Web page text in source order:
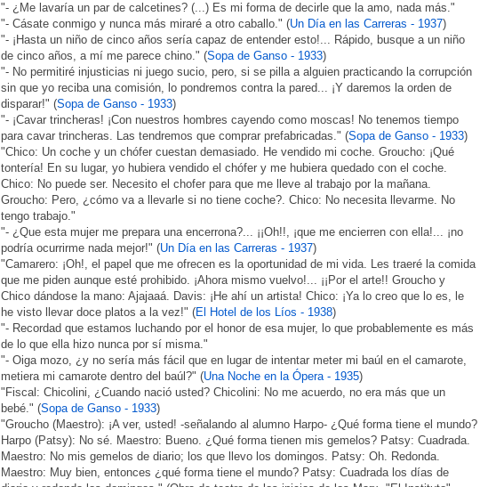
"- ¿Me lavaría un par de calcetines? (...) Es mi forma de decirle que la amo, nada más."
"- Cásate conmigo y nunca más miraré a otro caballo." (Un Día en las Carreras - 1937)
"- ¡Hasta un niño de cinco años sería capaz de entender esto!... Rápido, busque a un niño
de cinco años, a mí me parece chino." (Sopa de Ganso - 1933)
"- No permitiré injusticias ni juego sucio, pero, si se pilla a alguien practicando la corrupción
sin que yo reciba una comisión, lo pondremos contra la pared... ¡Y daremos la orden de
disparar!" (Sopa de Ganso - 1933)
"- ¡Cavar trincheras! ¡Con nuestros hombres cayendo como moscas! No tenemos tiempo
para cavar trincheras. Las tendremos que comprar prefabricadas." (Sopa de Ganso - 1933)
"Chico: Un coche y un chófer cuestan demasiado. He vendido mi coche. Groucho: ¡Qué
tontería! En su lugar, yo hubiera vendido el chófer y me hubiera quedado con el coche.
Chico: No puede ser. Necesito el chofer para que me lleve al trabajo por la mañana.
Groucho: Pero, ¿cómo va a llevarle si no tiene coche?. Chico: No necesita llevarme. No
tengo trabajo."
"- ¿Que esta mujer me prepara una encerrona?... ¡¡Oh!!, ¡que me encierren con ella!... ¡no
podría ocurrirme nada mejor!" (Un Día en las Carreras - 1937)
"Camarero: ¡Oh!, el papel que me ofrecen es la oportunidad de mi vida. Les traeré la comida
que me piden aunque esté prohibido. ¡Ahora mismo vuelvo!... ¡¡Por el arte!! Groucho y
Chico dándose la mano: Ajajaaá. Davis: ¡He ahí un artista! Chico: ¡Ya lo creo que lo es, le
he visto llevar doce platos a la vez!" (El Hotel de los Líos - 1938)
"- Recordad que estamos luchando por el honor de esa mujer, lo que probablemente es más
de lo que ella hizo nunca por sí misma."
"- Oiga mozo, ¿y no sería más fácil que en lugar de intentar meter mi baúl en el camarote,
metiera mi camarote dentro del baúl?" (Una Noche en la Ópera - 1935)
"Fiscal: Chicolini, ¿Cuando nació usted? Chicolini: No me acuerdo, no era más que un
bebé." (Sopa de Ganso - 1933)
"Groucho (Maestro): ¡A ver, usted! -señalando al alumno Harpo- ¿Qué forma tiene el mundo?
Harpo (Patsy): No sé. Maestro: Bueno. ¿Qué forma tienen mis gemelos? Patsy: Cuadrada.
Maestro: No mis gemelos de diario; los que llevo los domingos. Patsy: Oh. Redonda.
Maestro: Muy bien, entonces ¿qué forma tiene el mundo? Patsy: Cuadrada los días de